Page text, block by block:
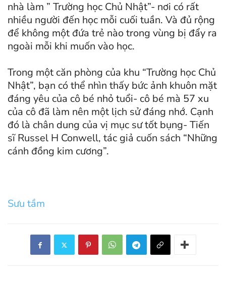
nhà làm ” Trường học Chủ Nhật”- nơi có rất
nhiều người đến học mỗi cuối tuần. Và đủ rộng
để không một đứa trẻ nào trong vùng bị đẩy ra
ngoài mỗi khi muốn vào học.
Trong một căn phòng của khu “Trường học Chủ
Nhật”, bạn có thể nhìn thấy bức ảnh khuôn mặt
đáng yêu của cô bé nhỏ tuổi- cô bé mà 57 xu
của cô đã làm nên một lịch sử đáng nhớ. Cạnh
đó là chân dung của vị mục sư tốt bụng- Tiến
sĩ Russel H Conwell, tác giả cuốn sách “Những
cánh đồng kim cương”.
Sưu tầm